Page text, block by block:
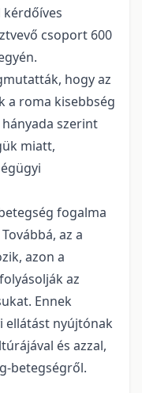
csoport 600
hogy az
a roma kisebbség
szerint
miatt,
fogalma
az a
azon a
az
Ennek
ellátást nyújtónak
és azzal,
betegségről.